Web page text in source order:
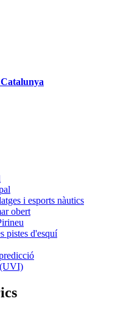
i esports nàutics
obert
pistes d'esquí